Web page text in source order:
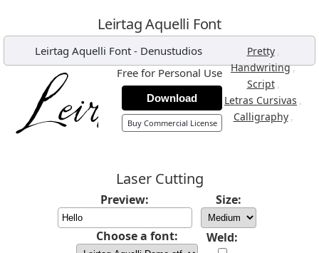
Leirtag Aquelli Font
Leirtag Aquelli Font - Denustudios Pretty ,
Handwriting,
Script ,
Letras Cursivas ,
Calligraphy ,
Free for Personal Use
Download
Buy Commercial License
Laser Cutting
Preview: Size:
Choose a font: Weld: